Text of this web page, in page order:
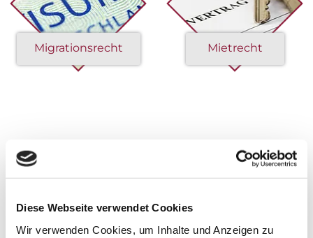
Diese Webseite verwendet Cookies
Wir verwenden Cookies, um Inhalte und Anzeigen zu
Migrationsrecht Mietrecht